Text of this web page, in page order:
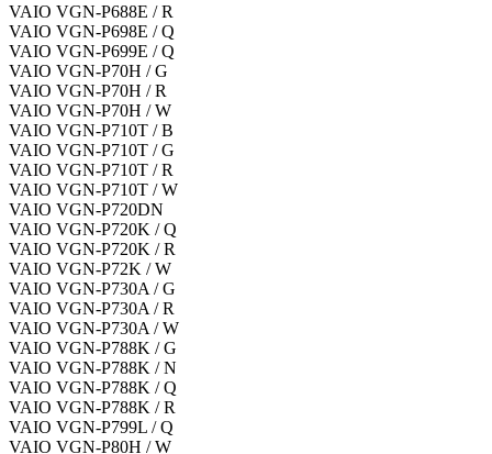
VAIO VGN-P688E / R
VAIO VGN-P698E / Q
VAIO VGN-P699E / Q
VAIO VGN-P70H / G
VAIO VGN-P70H / R
VAIO VGN-P70H / W
VAIO VGN-P710T / B
VAIO VGN-P710T / G
VAIO VGN-P710T / R
VAIO VGN-P710T / W
VAIO VGN-P720DN
VAIO VGN-P720K / Q
VAIO VGN-P720K / R
VAIO VGN-P72K / W
VAIO VGN-P730A / G
VAIO VGN-P730A / R
VAIO VGN-P730A / W
VAIO VGN-P788K / G
VAIO VGN-P788K / N
VAIO VGN-P788K / Q
VAIO VGN-P788K / R
VAIO VGN-P799L / Q
VAIO VGN-P80H / W